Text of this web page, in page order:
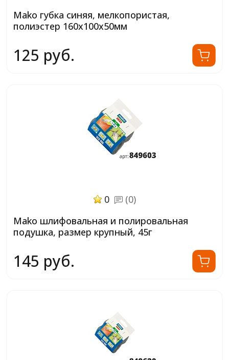
Mako губка синяя, мелкопористая,
полиэстер 160х100х50мм
125 руб.
0
(0)
Mako шлифовальная и полировальная
подушка, размер крупный, 45г
145 руб.